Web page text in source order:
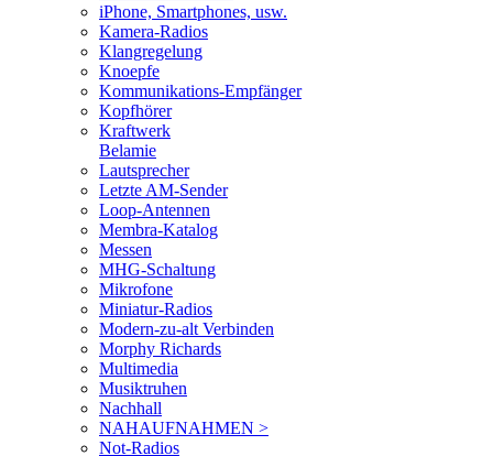
iPhone, Smartphones, usw.
Kamera-Radios
Klangregelung
Knoepfe
Kommunikations-Empfänger
Kopfhörer
Kraftwerk
Belamie
Lautsprecher
Letzte AM-Sender
Loop-Antennen
Membra-Katalog
Messen
MHG-Schaltung
Mikrofone
Miniatur-Radios
Modern-zu-alt Verbinden
Morphy Richards
Multimedia
Musiktruhen
Nachhall
NAHAUFNAHMEN >
Not-Radios